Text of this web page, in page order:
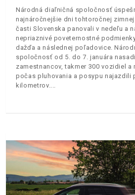
Národná diaľničná spoločnosť
najnáročnejšie dni tohtoročnej zimnej
časti Slovenska panovali v nedeľu a
nepriaznivé poveternostné
dažďa a následnej poľadovice.
spoločnosť od 5. do 7. januára
zamestnancov, takmer 300 vozidiel a
počas pluhovania a posypu najazdili
kilometrov.